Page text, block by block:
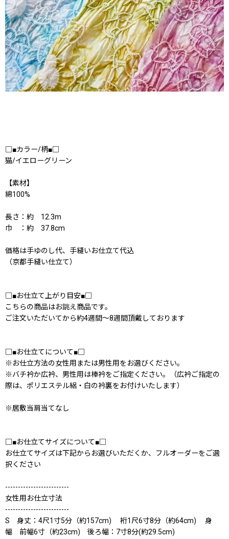
□■カラー/柄■□
猫/イエローグリーン
【素材】
綿100%
長さ：約 12.3m
巾 ：約 37.8cm
価格は手ゆのし代、手縫いお仕立て代込
（京都手縫い仕立て）
□■お仕立て上がり目安■□
こちらの商品はお誂え商品です。
ご注文いただいてから約4週間〜8週間頂戴しております
□■お仕立てについて■□
※お仕立方法の女性用または男性用をお選びください。
※バチ衿か広衿、男性用は棒衿をご指定ください。（広衿ご指定の
際は、ポリエステル絽・白の衿裏をお付けいたします）
※居敷当肩当てなし
□■お仕立てサイズについて■□
お仕立てサイズは下記からお選びいただくか、フルオーダーをご選
択ください
-------------------------
女性用お仕立寸法
-------------------------
S 身丈：4尺1寸5分（約157cm) 裄1尺6寸8分（約64cm) 身
幅 前幅6寸（約23cm) 後ろ幅：7寸8分(約29.5cm)